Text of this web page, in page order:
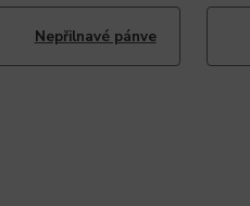
Nepřilnavé pánve